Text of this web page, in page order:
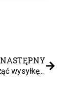
NASTĘPNY
Jak rozpocząć wysyłkę do UK?